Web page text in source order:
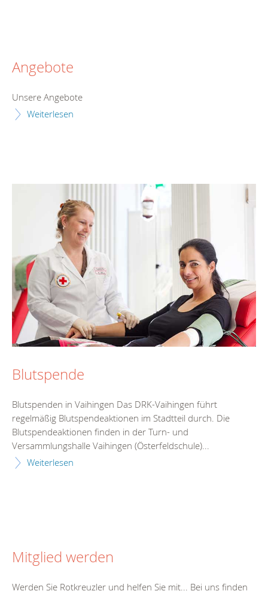
Angebote
Unsere Angebote
Weiterlesen
Blutspende
Blutspenden in Vaihingen Das DRK-Vaihingen führt
regelmäßig Blutspendeaktionen im Stadtteil durch. Die
Blutspendeaktionen finden in der Turn- und
Versammlungshalle Vaihingen (Österfeldschule)...
Weiterlesen
Mitglied werden
Werden Sie Rotkreuzler und helfen Sie mit... Bei uns finden